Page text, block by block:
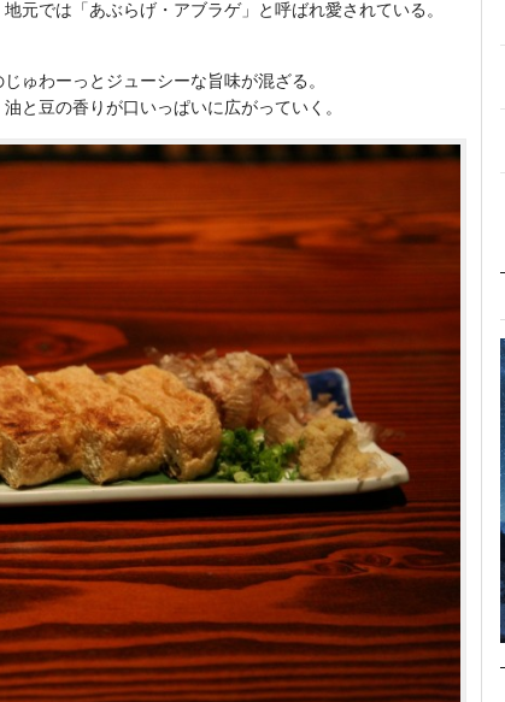
元では「あぶらげ・アブラゲ」と呼ばれ愛されている。
ゅわーっとジューシーな旨味が混ざる。
と豆の香りが口いっぱいに広がっていく。